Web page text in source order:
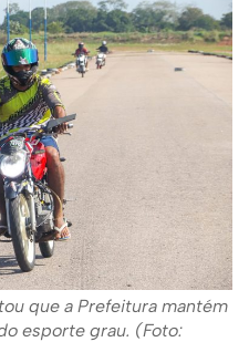
que a Prefeitura mantém
esporte grau. (Foto: